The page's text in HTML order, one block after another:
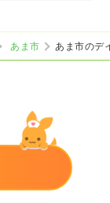
あま市
あま市のデ